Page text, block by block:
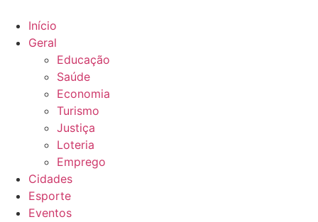
para
conteúdo
Início
Geral
Educação
Saúde
Economia
Turismo
Justiça
Loteria
Emprego
Cidades
Esporte
Eventos